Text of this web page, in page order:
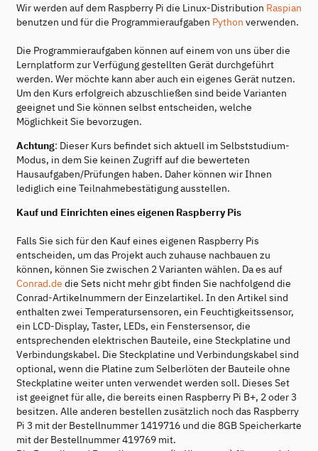
Wir werden auf dem Raspberry Pi die Linux-Distribution Raspian
benutzen und für die Programmieraufgaben Python verwenden.
Die Programmieraufgaben können auf einem von uns über die
Lernplatform zur Verfügung gestellten Gerät durchgeführt
werden. Wer möchte kann aber auch ein eigenes Gerät nutzen.
Um den Kurs erfolgreich abzuschließen sind beide Varianten
geeignet und Sie können selbst entscheiden, welche
Möglichkeit Sie bevorzugen.
Achtung: Dieser Kurs befindet sich aktuell im Selbststudium-
Modus, in dem Sie keinen Zugriff auf die bewerteten
Hausaufgaben/Prüfungen haben. Daher können wir Ihnen
lediglich eine Teilnahmebestätigung ausstellen.
Kauf und Einrichten eines eigenen Raspberry Pis
Falls Sie sich für den Kauf eines eigenen Raspberry Pis
entscheiden, um das Projekt auch zuhause nachbauen zu
können, können Sie zwischen 2 Varianten wählen. Da es auf
Conrad.de die Sets nicht mehr gibt finden Sie nachfolgend die
Conrad-Artikelnummern der Einzelartikel. In den Artikel sind
enthalten zwei Temperatursensoren, ein Feuchtigkeitssensor,
ein LCD-Display, Taster, LEDs, ein Fenstersensor, die
entsprechenden elektrischen Bauteile, eine Steckplatine und
Verbindungskabel. Die Steckplatine und Verbindungskabel sind
optional, wenn die Platine zum Selberlöten der Bauteile ohne
Steckplatine weiter unten verwendet werden soll. Dieses Set
ist geeignet für alle, die bereits einen Raspberry Pi B+, 2 oder 3
besitzen. Alle anderen bestellen zusätzlich noch das Raspberry
Pi 3 mit der Bestellnummer 1419716 und die 8GB Speicherkarte
mit der Bestellnummer 419769 mit.